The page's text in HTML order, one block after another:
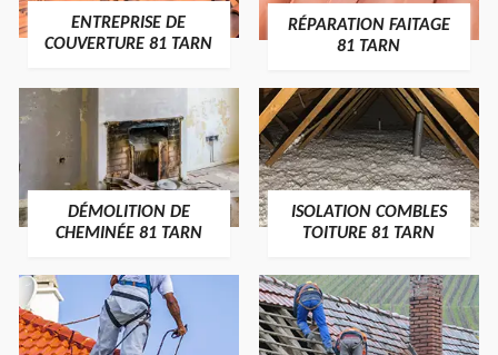
ENTREPRISE DE
COUVERTURE 81 TARN
RÉPARATION FAITAGE
81 TARN
DÉMOLITION DE
CHEMINÉE 81 TARN
ISOLATION COMBLES
TOITURE 81 TARN